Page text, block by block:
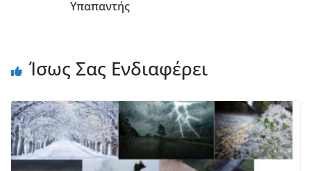
Υπαπαντής
Ίσως Σας Ενδιαφέρει